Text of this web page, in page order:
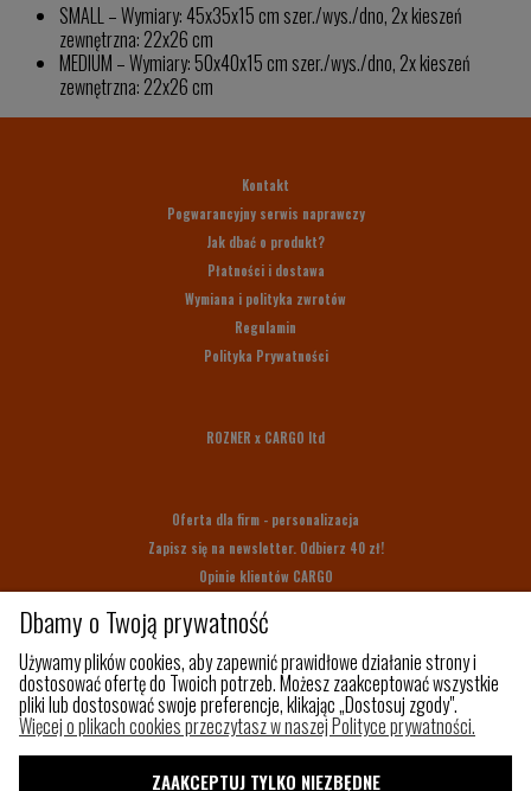
SMALL – Wymiary: 45x35x15 cm szer./wys./dno, 2x kieszeń
zewnętrzna: 22x26 cm
MEDIUM – Wymiary: 50x40x15 cm szer./wys./dno, 2x kieszeń
zewnętrzna: 22x26 cm
Kontakt
Pogwarancyjny serwis naprawczy
Jak dbać o produkt?
Płatności i dostawa
Wymiana i polityka zwrotów
Regulamin
Polityka Prywatności
ROZNER x CARGO ltd
Oferta dla firm - personalizacja
Zapisz się na newsletter. Odbierz 40 zł!
Opinie klientów CARGO
Na prezent
Z czego szyjemy
Paleta kolorów
Dbamy o Twoją prywatność
Używamy plików cookies, aby zapewnić prawidłowe działanie strony i
dostosować ofertę do Twoich potrzeb. Możesz zaakceptować wszystkie
pliki lub dostosować swoje preferencje, klikając „Dostosuj zgody".
Więcej o plikach cookies przeczytasz w naszej Polityce prywatności.
ZAAKCEPTUJ TYLKO NIEZBĘDNE